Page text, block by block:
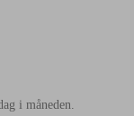
i måneden.